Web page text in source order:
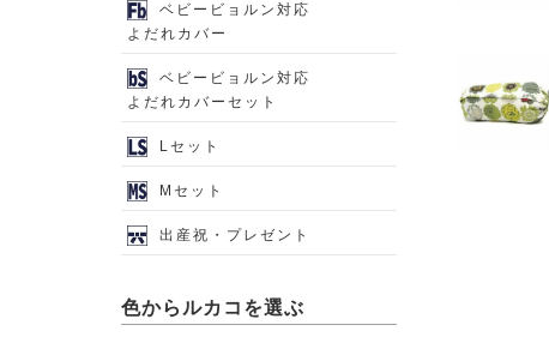
ベビービョルン対応
よだれカバー
ベビービョルン対応
よだれカバーセット
Lセット
Mセット
出産祝・プレゼント
色からルカコを選ぶ